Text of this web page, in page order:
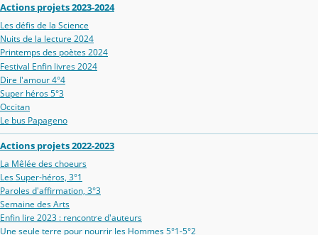
Actions projets 2023-2024
Les défis de la Science
Nuits de la lecture 2024
Printemps des poètes 2024
Festival Enfin livres 2024
Dire l'amour 4°4
Super héros 5°3
Occitan
Le bus Papageno
Actions projets 2022-2023
La Mêlée des choeurs
Les Super-héros, 3°1
Paroles d'affirmation, 3°3
Semaine des Arts
Enfin lire 2023 : rencontre d'auteurs
Une seule terre pour nourrir les Hommes 5°1-5°2